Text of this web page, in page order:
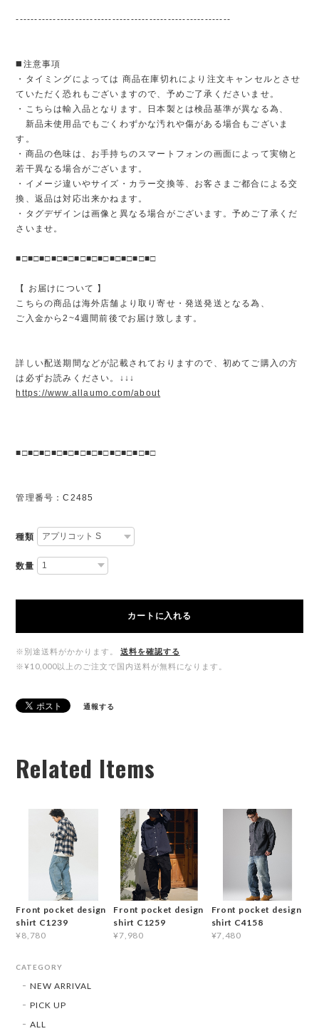
----------------------------------------------------------
◼️注意事項
・タイミングによっては 商品在庫切れにより注文キャンセルとさせ
ていただく恐れもございますので、予めご了承くださいませ。
・こちらは輸入品となります。日本製とは検品基準が異なる為、
新品未使用品でもごくわずかな汚れや傷がある場合もございま
す。
・商品の色味は、お手持ちのスマートフォンの画面によって実物と
若干異なる場合がございます。
・イメージ違いやサイズ・カラー交換等、お客さまご都合による交
換、返品は対応出来かねます。
・タグデザインは画像と異なる場合がございます。予めご了承くだ
さいませ。
■□■□■□■□■□■□■□■□■□■□■□■□
【 お届けについて 】
こちらの商品は海外店舗より取り寄せ・発送発送となる為、
ご入金から2~4週間前後でお届け致します。
詳しい配送期間などが記載されておりますので、初めてご購入の方
は必ずお読みください。↓↓↓
https://www.allaumo.com/about
■□■□■□■□■□■□■□■□■□■□■□■□
管理番号：C2485
種類
数量
カートに入れる
※別途送料がかかります。
送料を確認する
※¥10,000以上のご注文で国内送料が無料になります。
通報する
Related Items
Front pocket design
shirt C1239
¥8,780
Front pocket design
shirt C1259
¥7,980
Front pocket design
shirt C4158
¥7,480
CATEGORY
NEW ARRIVAL
PICK UP
ALL